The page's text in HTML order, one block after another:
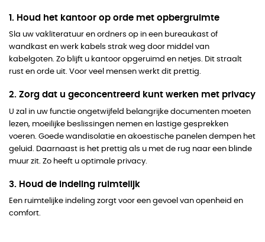
1. Houd het kantoor op orde met opbergruimte
Sla uw vakliteratuur en ordners op in een bureaukast of
wandkast en werk kabels strak weg door middel van
kabelgoten. Zo blijft u kantoor opgeruimd en netjes. Dit straalt
rust en orde uit. Voor veel mensen werkt dit prettig.
2. Zorg dat u geconcentreerd kunt werken met privacy
U zal in uw functie ongetwijfeld belangrijke documenten moeten
lezen, moeilijke beslissingen nemen en lastige gesprekken
voeren. Goede wandisolatie en akoestische panelen dempen het
geluid. Daarnaast is het prettig als u met de rug naar een blinde
muur zit. Zo heeft u optimale privacy.
3. Houd de indeling ruimtelijk
Een ruimtelijke indeling zorgt voor een gevoel van openheid en
comfort.